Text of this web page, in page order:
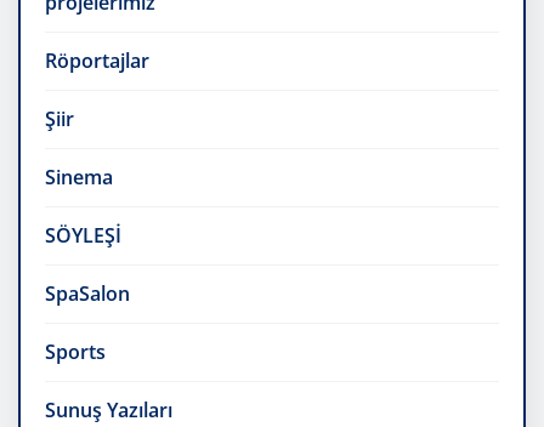
Röportajlar
Şiir
Sinema
SÖYLEŞİ
SpaSalon
Sports
Sunuş Yazıları